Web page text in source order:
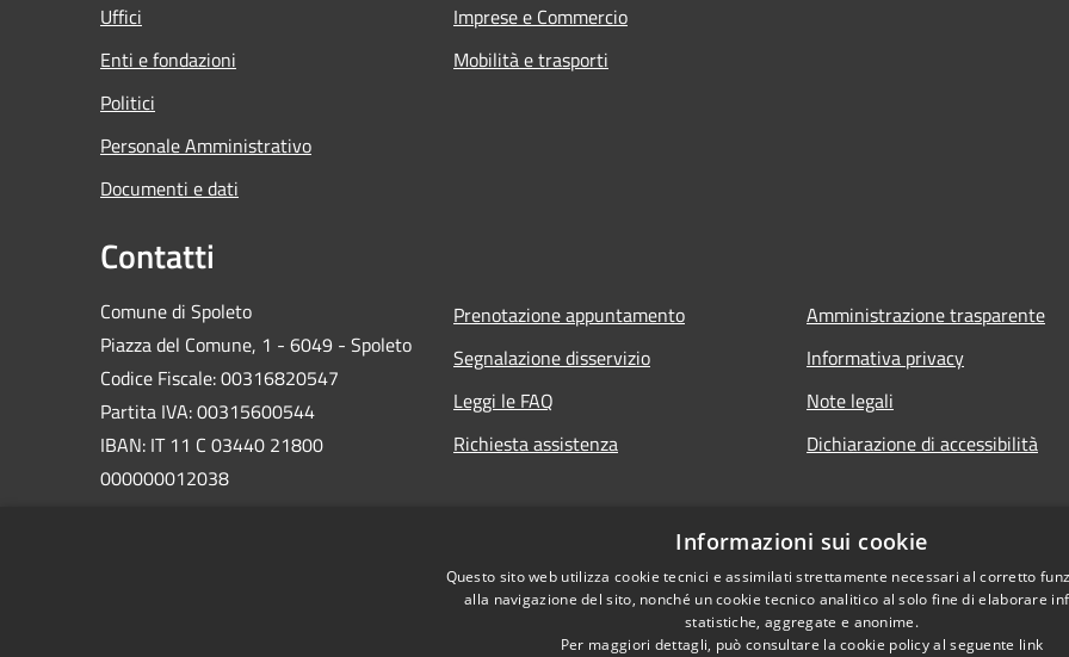
Uffici
Enti e fondazioni
Politici
Personale Amministrativo
Documenti e dati
Imprese e Commercio
Mobilità e trasporti
Contatti
Comune di Spoleto
Piazza del Comune, 1 - 6049 - Spoleto
Codice Fiscale: 00316820547
Partita IVA: 00315600544
IBAN: IT 11 C 03440 21800
000000012038
Prenotazione appuntamento
Segnalazione disservizio
Leggi le FAQ
Richiesta assistenza
Amministrazione trasparente
Informativa privacy
Note legali
Dichiarazione di accessibilità
Informazioni sui cookie
Questo sito web utilizza cookie tecnici e assimilati strettamente necessari al corretto
alla navigazione del sito, nonché un cookie tecnico analitico al solo fine di elaborare
statistiche, aggregate e anonime.
Per maggiori dettagli, può consultare la cookie policy al seguente link